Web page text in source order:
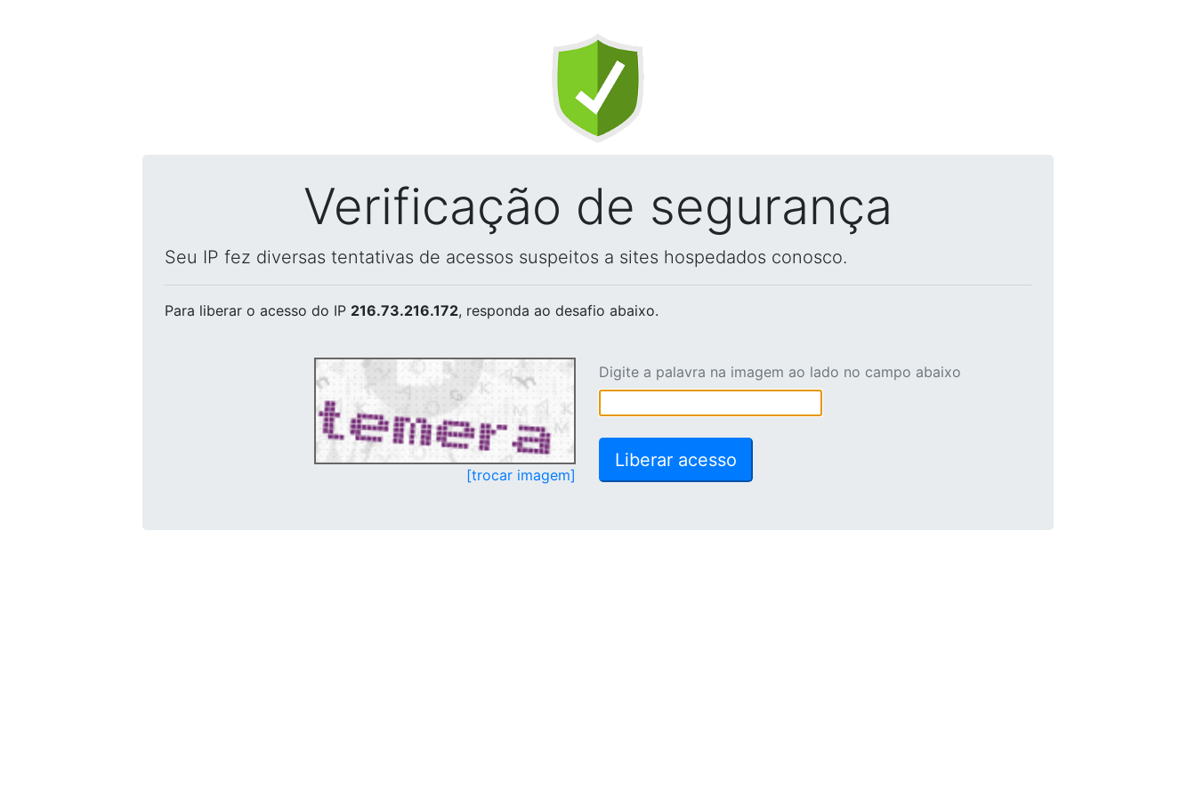
Verificação de segurança
Seu IP fez diversas tentativas de acessos suspeitos a sites hospedados conosco.
Para liberar o acesso do IP 216.73.216.172, responda ao desafio abaixo.
[trocar imagem]
Digite a palavra na imagem ao lado no campo abaixo